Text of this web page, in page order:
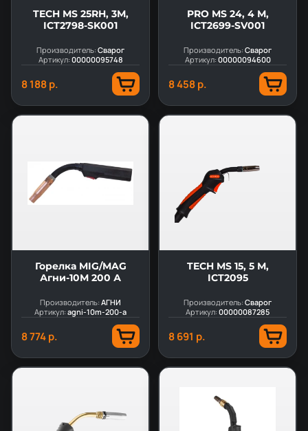
TECH MS 25RH, 3М,
ICT2798-SK001
Производитель:Сварог
Артикул:00000095748
8 188 р.
PRO MS 24, 4 М,
ICT2699-SV001
Производитель:Сварог
Артикул:00000094600
8 458 р.
Горелка MIG/MAG
Агни-10М 200 А
Производитель:АГНИ
Артикул:agni-10m-200-a
8 774 р.
TECH MS 15, 5 М,
ICT2095
Производитель:Сварог
Артикул:00000087285
8 691 р.